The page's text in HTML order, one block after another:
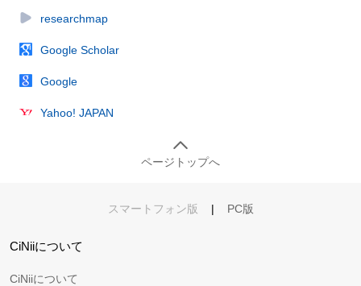
researchmap
Google Scholar
Google
Yahoo! JAPAN
ページトップへ
スマートフォン版 | PC版
CiNiiについて
CiNiiについて